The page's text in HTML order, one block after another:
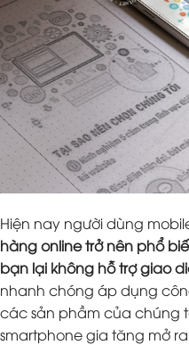
Hiện nay người dùng
hàng online trở nên phổ
bạn lại không hỗ trợ giao
nhanh chóng áp dụng
các sản phầm của chúng
smartphone gia tăng mở